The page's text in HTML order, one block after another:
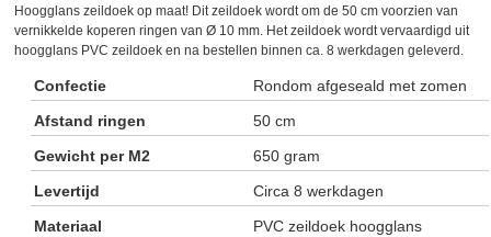
Hoogglans zeildoek op maat! Dit zeildoek wordt om de 50 cm voorzien van
vernikkelde koperen ringen van Ø 10 mm. Het zeildoek wordt vervaardigd uit
hoogglans PVC zeildoek en na bestellen binnen ca. 8 werkdagen geleverd.
Confectie
Rondom afgeseald met zomen
Afstand ringen
50 cm
Gewicht per M2
650 gram
Levertijd
Circa 8 werkdagen
Materiaal
PVC zeildoek hoogglans